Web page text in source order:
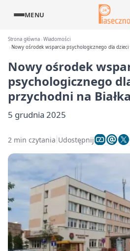
MENU
Strona główna Wiadomości
Nowy ośrodek wsparcia psychologicznego dla dzieci
Nowy ośrodek
psychologicznego
przychodni na Białka
5 grudnia 2025
2 min czytania Udostępnij